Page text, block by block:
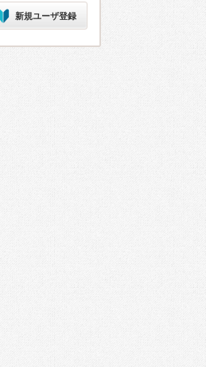
新規ユーザ登録